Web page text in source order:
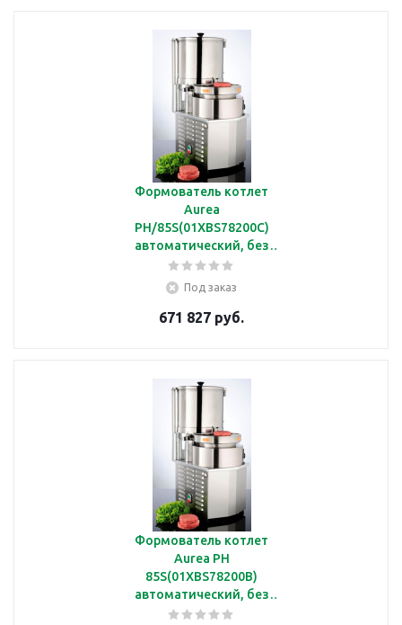
Формователь котлет
Aurea
PH/85S(01XBS78200C)
автоматический, без
барабана
Под заказ
671 827 руб.
Формователь котлет
Aurea PH
85S(01XBS78200B)
автоматический, без
барабана